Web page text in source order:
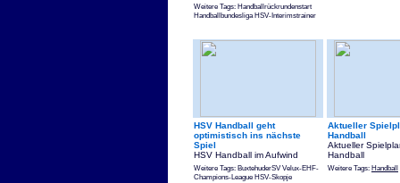
Weitere Tags: Handballrückrundenstart
Handballbundesliga HSV-Interimstrainer
HSV Handball geht
optimistisch ins nächste
Spiel
HSV Handball im Aufwind
Weitere Tags: BuxtehuderSV Velux-EHF-
Champions-League HSV-Skopje
Aktueller
Handball
Aktueller
Handball
Weitere Tags: Handball